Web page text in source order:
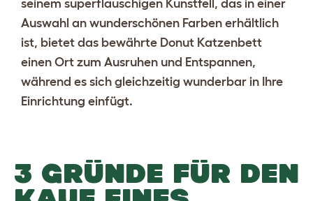
seinem superflauschigen Kunstfell, das in einer
Auswahl an wunderschönen Farben erhältlich
ist, bietet das bewährte Donut Katzenbett
einen Ort zum Ausruhen und Entspannen,
während es sich gleichzeitig wunderbar in Ihre
Einrichtung einfügt.
3 GRÜNDE FÜR DEN